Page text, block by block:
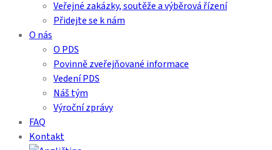
Veřejné zakázky, soutěže a výběrová řízení
Přidejte se k nám
O nás
O PDS
Povinně zveřejňované informace
Vedení PDS
Náš tým
Výroční zprávy
FAQ
Kontakt